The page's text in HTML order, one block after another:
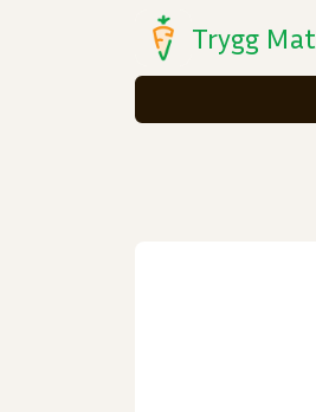
Trygg Mat